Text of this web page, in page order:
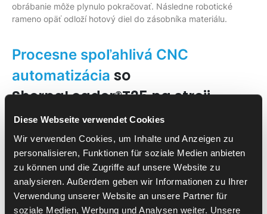
Diese Webseite verwendet Cookies
Wir verwenden Cookies, um Inhalte und Anzeigen zu
personalisieren, Funktionen für soziale Medien anbieten
zu können und die Zugriffe auf unsere Website zu
analysieren. Außerdem geben wir Informationen zu Ihrer
Verwendung unserer Website an unsere Partner für
soziale Medien, Werbung und Analysen weiter. Unsere
obrábanie môže plynulo pokračovať. Následne robotické
rameno opäť odloží hotový diel do zásobníka materiálu.
Procesne spoľahlivá CNC
automatizácia so
SherpaLoader®T25 na stroji
Mazak Integrex i-400ST
Automatizácia so SherpaLoader®T25 na stroji Mazak Integrex
i-400ST kombinuje presnú manipuláciu s obrobkami so
synchrónnymi procesmi a vysokou procesnou stabilitou.
Výhody sa prejavujú v konštantnej kvalite dielov,zvýšenej
produktivitea znížených vedľajších časoch. Prevádzka
pritom prebieha pri dodržiavaní najvyšších bezpečnostných